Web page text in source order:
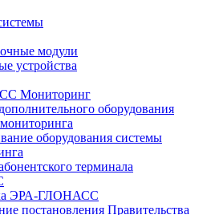
модули
устройства
Мониторинг
оборудования
оборудования системы
терминала
ЭРА-ГЛОНАСС
постановления Правительства